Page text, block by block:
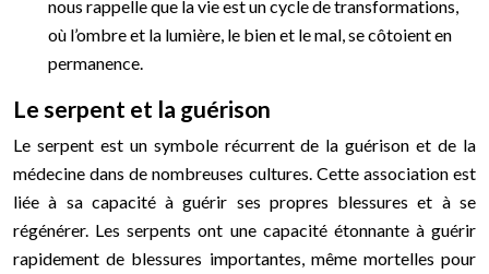
nous rappelle que la vie est un cycle de transformations,
où l’ombre et la lumière, le bien et le mal, se côtoient en
permanence.
Le serpent et la guérison
Le serpent est un symbole récurrent de la guérison et de la
médecine dans de nombreuses cultures. Cette association est
liée à sa capacité à guérir ses propres blessures et à se
régénérer. Les serpents ont une capacité étonnante à guérir
rapidement de blessures importantes, même mortelles pour